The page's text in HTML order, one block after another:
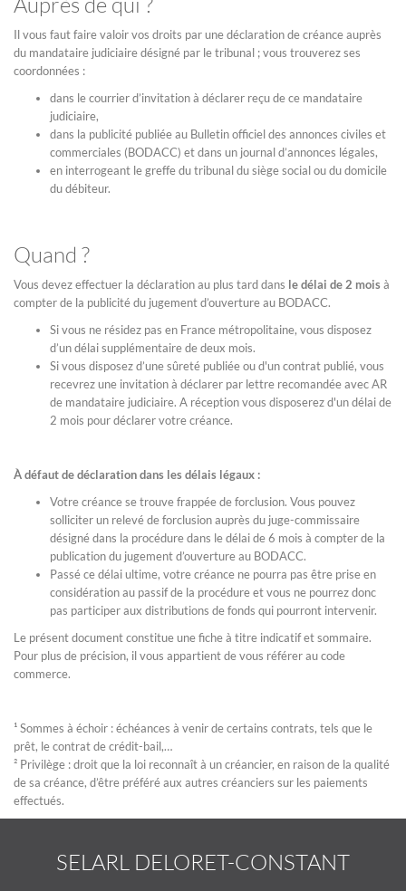
Il vous faut faire valoir vos droits par une déclaration de créance auprès
du mandataire judiciaire désigné par le tribunal ; vous trouverez ses
coordonnées :
dans le courrier d’invitation à déclarer reçu de ce mandataire
judiciaire,
dans la publicité publiée au Bulletin officiel des annonces civiles et
commerciales (BODACC) et dans un journal d’annonces légales,
en interrogeant le greffe du tribunal du siège social ou du domicile
du débiteur.
Quand ?
Vous devez effectuer la déclaration au plus tard dans le délai de 2 moisà
compter de la publicité du jugement d’ouverture au BODACC.
Si vous ne résidez pas en France métropolitaine, vous disposez
d’un délai supplémentaire de deux mois.
Si vous disposez d’une sûreté publiée ou d'un contrat publié, vous
recevrez une invitation à déclarer par lettre recomandée avec AR
de mandataire judiciaire. A réception vous disposerez d'un délai de
2 mois pour déclarer votre créance.
À défaut de déclaration dans les délais légaux :
Votre créance se trouve frappée de forclusion. Vous pouvez
solliciter un relevé de forclusion auprès du juge-commissaire
désigné dans la procédure dans le délai de 6 mois à compter de la
publication du jugement d’ouverture au BODACC.
Passé ce délai ultime, votre créance ne pourra pas être prise en
considération au passif de la procédure et vous ne pourrez donc
pas participer aux distributions de fonds qui pourront intervenir.
Le présent document constitue une fiche à titre indicatif et sommaire.
Pour plus de précision, il vous appartient de vous référer au code
commerce.
¹ Sommes à échoir : échéances à venir de certains contrats, tels que le
prêt, le contrat de crédit-bail,…
² Privilège : droit que la loi reconnaît à un créancier, en raison de la qualité
de sa créance, d’être préféré aux autres créanciers sur les paiements
effectués.
SELARL DELORET-CONSTANT